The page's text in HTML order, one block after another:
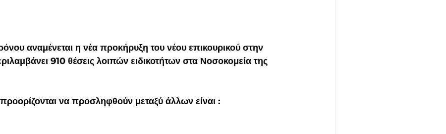
αναμένεται η νέα προκήρυξη του νέου επικουρικού στην
910 θέσεις λοιπών ειδικοτήτων στα Νοσοκομεία της
προορίζονται να προσληφθούν μεταξύ άλλων είναι :